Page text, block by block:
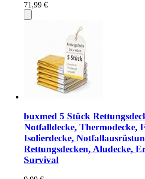
71,99 €
buxmed 5 Stück
Notfalldecke, Thermodecke,
Isolierdecke,
Rettungsdecken, Aludecke,
Survival